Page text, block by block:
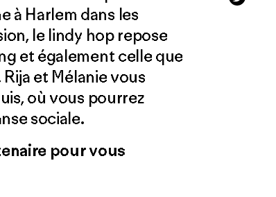
à Harlem dans les
le lindy hop repose
et également celle que
et Mélanie vous
où vous pourrez
sociale.
pour vous